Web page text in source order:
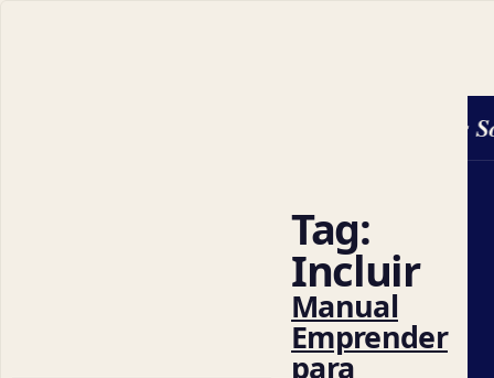
Tag:
Incluir
Manual
Emprender
para
Ciencias